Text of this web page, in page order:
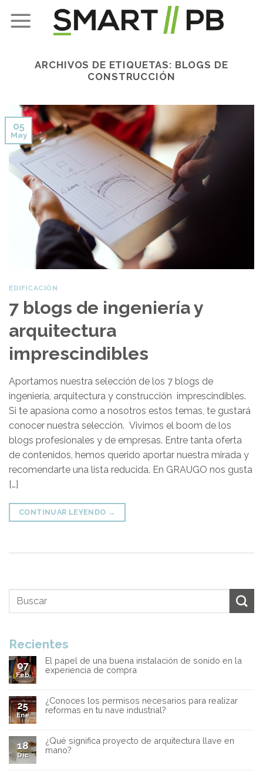
ARCHIVOS DE ETIQUETAS: BLOGS DE
CONSTRUCCIÓN
05
May
EDIFICACIÓN
7 blogs de ingeniería y
arquitectura
imprescindibles
Aportamos nuestra selección de los 7 blogs de
ingeniería, arquitectura y construcción imprescindibles.
Si te apasiona como a nosotros estos temas, te gustará
conocer nuestra selección. Vivimos el boom de los
blogs profesionales y de empresas. Entre tanta oferta
de contenidos, hemos querido aportar nuestra mirada y
recomendarte una lista reducida. En GRAUGO nos gusta
[…]
CONTINUAR LEYENDO →
Recientes
07
Feb
El papel de una buena instalación de sonido en la
experiencia de compra
25
Ene
¿Conoces los permisos necesarios para realizar
reformas en tu nave industrial?
18
Dic
¿Qué significa proyecto de arquitectura llave en
mano?